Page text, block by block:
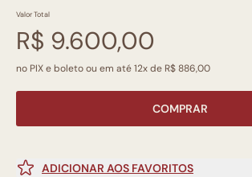
Valor Total
R$ 9.600,00
no PIX e boleto ou em até 12x de R$ 886,00
COMPRAR
ADICIONAR AOS FAVORITOS